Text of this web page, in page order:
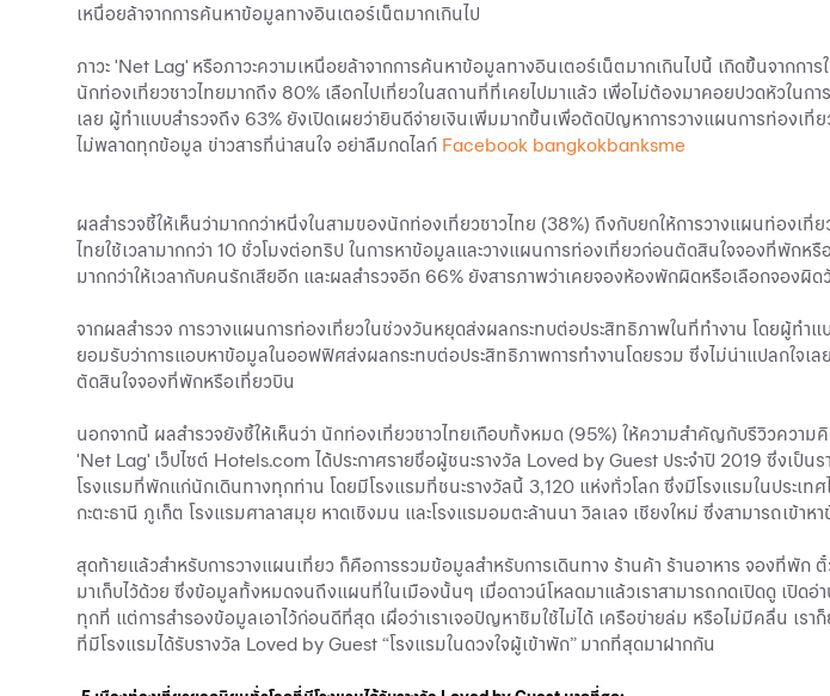
เหนื่อยล้าจากการค้นหาข้อมูลทางอินเตอร์เน็ตมากเกินไป
ภาวะ 'Net Lag' หรือภาวะความเหนื่อยล้าจากการค้นหาข้อมูลทางอินเตอร์เน็ตมากเกินไปนี้ เกิดขึ้นจากก
นักท่องเที่ยวชาวไทยมากถึง 80% เลือกไปเที่ยวในสถานที่ที่เคยไปมาแล้ว เพื่อไม่ต้องมาคอยปวดหัวใน
เลย ผู้ทำแบบสำรวจถึง 63% ยังเปิดเผยว่ายินดีจ่ายเงินเพิ่มมากขึ้นเพื่อตัดปัญหาการวางแผนการท่องเ
ไม่พลาดทุกข้อมูล ข่าวสารที่น่าสนใจ อย่าลืมกดไลก์ Facebook bangkokbanksme
ผลสำรวจชี้ให้เห็นว่ามากกว่าหนึ่งในสามของนักท่องเที่ยวชาวไทย (38%) ถึงกับยกให้การวางแผนท่องเ
ไทยใช้เวลามากกว่า 10 ชั่วโมงต่อทริป ในการหาข้อมูลและวางแผนการท่องเที่ยวก่อนตัดสินใจจองที่พัก
มากกว่าให้เวลากับคนรักเสียอีก และผลสำรวจอีก 66% ยังสารภาพว่าเคยจองห้องพักผิดหรือเลือกจองผิ
จากผลสำรวจ การวางแผนการท่องเที่ยวในช่วงวันหยุดส่งผลกระทบต่อประสิทธิภาพในที่ทำงาน โดยผู้ทำ
ยอมรับว่าการแอบหาข้อมูลในออฟฟิศส่งผลกระทบต่อประสิทธิภาพการทำงานโดยรวม ซึ่งไม่น่าแปลกใจ
ตัดสินใจจองที่พักหรือเที่ยวบิน
นอกจากนี้ ผลสำรวจยังชี้ให้เห็นว่า นักท่องเที่ยวชาวไทยเกือบทั้งหมด (95%) ให้ความสำคัญกับรีวิวควา
'Net Lag' เว็ปไซต์ Hotels.com ได้ประกาศรายชื่อผู้ชนะรางวัล Loved by Guest ประจำปี 2019 ซึ่งเป็
โรงแรมที่พักแก่นักเดินทางทุกท่าน โดยมีโรงแรมที่ชนะรางวัลนี้ 3,120 แห่งทั่วโลก ซึ่งมีโรงแรมในประเ
กะตะธานี ภูเก็ต โรงแรมศาลาสมุย หาดเชิงมน และโรงแรมอมตะล้านนา วิลเลจ เชียงใหม่ ซึ่งสามารถเข้
สุดท้ายแล้วสำหรับการวางแผนเที่ยว ก็คือการรวมข้อมูลสำหรับการเดินทาง ร้านค้า ร้านอาหาร จองที่
มาเก็บไว้ด้วย ซึ่งข้อมูลทั้งหมดจนถึงแผนที่ในเมืองนั้นๆ เมื่อดาวน์โหลดมาแล้วเราสามารถกดเปิดดู เปิดอ่
ทุกที่ แต่การสำรองข้อมูลเอาไว้ก่อนดีที่สุด เผื่อว่าเราเจอปัญหาชิมใช้ไม่ได้ เครือข่ายล่ม หรือไม่มีคลื่น เรา
ที่มีโรงแรมได้รับรางวัล Loved by Guest “โรงแรมในดวงใจผู้เข้าพัก” มากที่สุดมาฝากกัน